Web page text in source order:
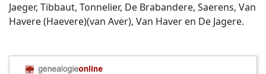
Jaeger, Tibbaut, Tonnelier, De Brabandere, Saerens, Van
Havere (Haevere)(van Aver), Van Haver en De Jagere.